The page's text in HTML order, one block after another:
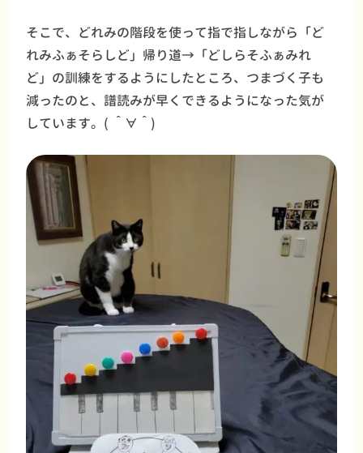
そこで、どれみの階段を使って指で指しながら「ど
れみふぁそらしど」帰り道→「どしらそふぁみれ
ど」の訓練をするようにしたところ、つまづく子も
減ったのと、譜読みが早くできるようになった気が
しています。( ＾∀＾)